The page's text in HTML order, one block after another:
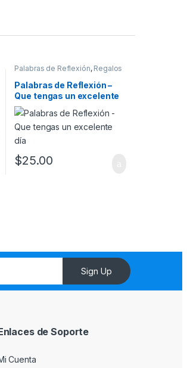
Palabras de Reflexión, Regalos
Palabras de Reflexión –
Que tengas un excelente
día
$25.00
Sign Up
de Soporte
Cuenta